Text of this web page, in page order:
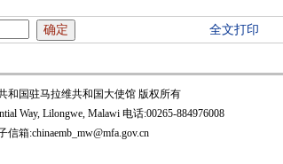
全文打印
和国驻马拉维共和国大使馆 版权所有
Way, Lilongwe, Malawi 电话:00265-884976008
信箱:chinaemb_mw@mfa.gov.cn